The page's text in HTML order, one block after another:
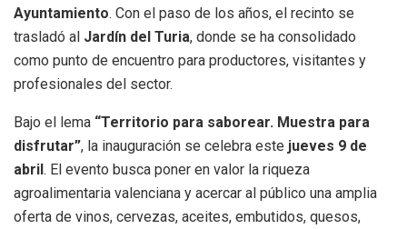
Ayuntamiento. Con el paso de los años, el recinto se
trasladó al Jardín del Turia, donde se ha consolidado
como punto de encuentro para productores, visitantes y
profesionales del sector.
Bajo el lema “Territorio para saborear. Muestra para
disfrutar”, la inauguración se celebra este jueves 9 de
abril. El evento busca poner en valor la riqueza
agroalimentaria valenciana y acercar al público una amplia
oferta de vinos, cervezas, aceites, embutidos, quesos,